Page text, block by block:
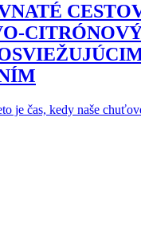
je čas, kedy naše